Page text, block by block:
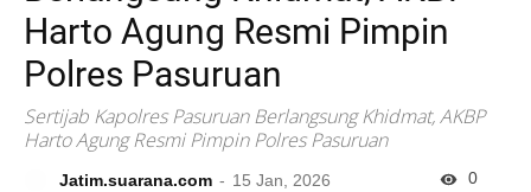
Harto Agung Resmi Pimpin
Polres Pasuruan
Sertijab Kapolres Pasuruan Berlangsung Khidmat, AKBP
Harto Agung Resmi Pimpin Polres Pasuruan
Jatim.suarana.com 15 Jan, 2026 0